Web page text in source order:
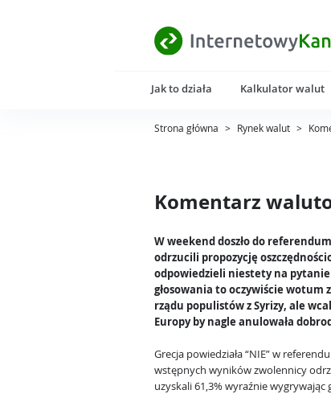
Jak to działa Kalkulator walut
Strona główna > Rynek walut >
Komentarz
W weekend doszło do
odrzucili propozycję
odpowiedzieli niestety na
głosowania to oczywiście wotum
rządu populistów z Syrizy, ale
Europy by nagle anulowała
Grecja powiedziała “NIE” w
wstępnych wyników zwolennicy
uzyskali 61,3% wyraźnie wygrywając